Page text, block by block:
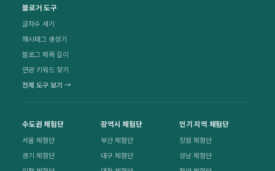
블로거 도구
글자수 세기
해시태그 생성기
블로그 제목 길이
연관 키워드 찾기
전체 도구 보기 →
수도권 체험단
서울 체험단
경기 체험단
광역시 체험단
부산 체험단
대구 체험단
인기 지역 체험단
창원 체험단
성남 체험단